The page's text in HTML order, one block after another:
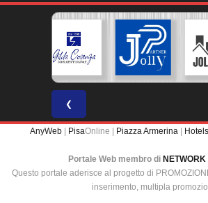
❮
AnyWeb PisaOnline | Piazza Armerina
Portale Web membro di NETWORK
Questo portale aderisce al progetto di
inserimento, multipla